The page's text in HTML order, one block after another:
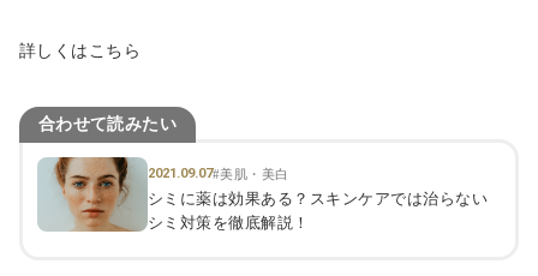
詳しくはこちら
合わせて読みたい
2021.09.07#美肌・美白
シミに薬は効果ある？スキンケアでは治らない
シミ対策を徹底解説！